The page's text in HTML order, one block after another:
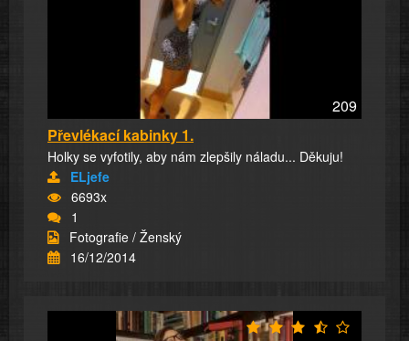
209
Převlékací kabinky 1.
Holky se vyfotily, aby nám zlepšily náladu... Děkuju!
ELjefe
6693x
1
Fotografie / Ženský
16/12/2014